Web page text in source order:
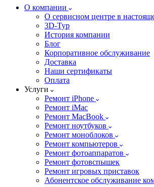
О компании
О сервисном центре в
3D-Тур
История компании
Блог
Корпоративное обслуживание
Доставка
Наши сертификаты
Оплата
Услуги
Ремонт iPhone
Ремонт iMac
Ремонт MacBook
Ремонт ноутбуков
Ремонт моноблоков
Ремонт компьютеров
Ремонт фотоаппаратов
Ремонт фотовспышек
Ремонт игровых приставок
Абонентское обслуживание